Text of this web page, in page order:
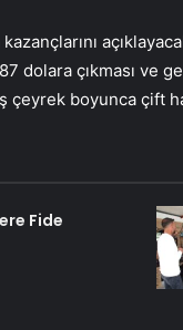
dolara çıkması ve
çeyrek boyunca çift
Fide